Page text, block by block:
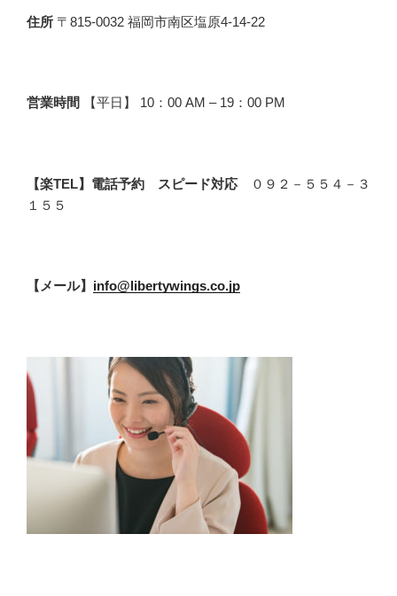
住所 〒815-0032 福岡市南区塩原4-14-22
営業時間 【平日】 10：00 AM – 19：00 PM
【楽TEL】電話予約 スピード対応
０９２－５５４－３
１５５
【メール】 info@libertywings.co.jp